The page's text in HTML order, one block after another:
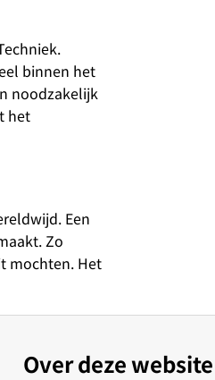
binnen het
noodzakelijk
het
Een
Zo
mochten. Het
Over deze website